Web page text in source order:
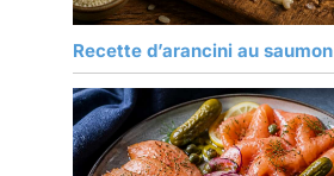
Recette d’arancini au saumon